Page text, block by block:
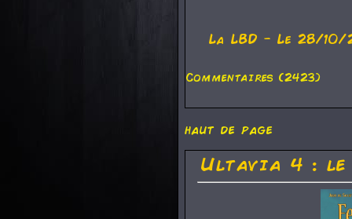
La LBD - Le 28/10/
Commentaires (2423)
haut de page
Ultavia 4 :